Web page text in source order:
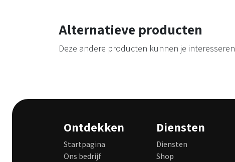
Alternatieve producten
Deze andere producten kunnen je interesseren
Ontdekken
Startpagina
Ons bedrijf
Diensten
Diensten
Shop